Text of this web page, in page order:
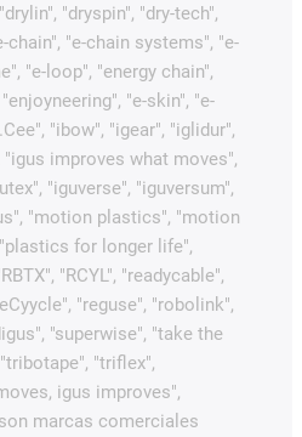
"dryspin", "dry-tech",
chain", "e-chain systems", "e-
"e-loop", "energy chain",
"e-skin", "e-
"ibow", "igear", "iglidur",
"igus improves what moves",
"iguverse", "iguversum",
"motion plastics", "motion
for longer life",
"RCYL", "readycable",
"reguse", "robolink",
"superwise", "take the
"triflex",
igus improves",
marcas comerciales